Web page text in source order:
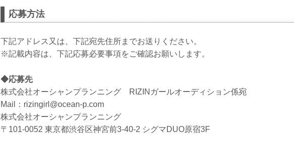
応募方法
下記アドレス又は、下記宛先住所までお送りください。
※記載内容は、下記応募必要事項をご確認お願いします。
◆応募先
株式会社オーシャンプランニング RIZINガールオーディション係宛
Mail：rizingirl@ocean-p.com
株式会社オーシャンプランニング
〒101‐0052 東京都渋谷区神宮前3-40-2 シグマDUO原宿3F